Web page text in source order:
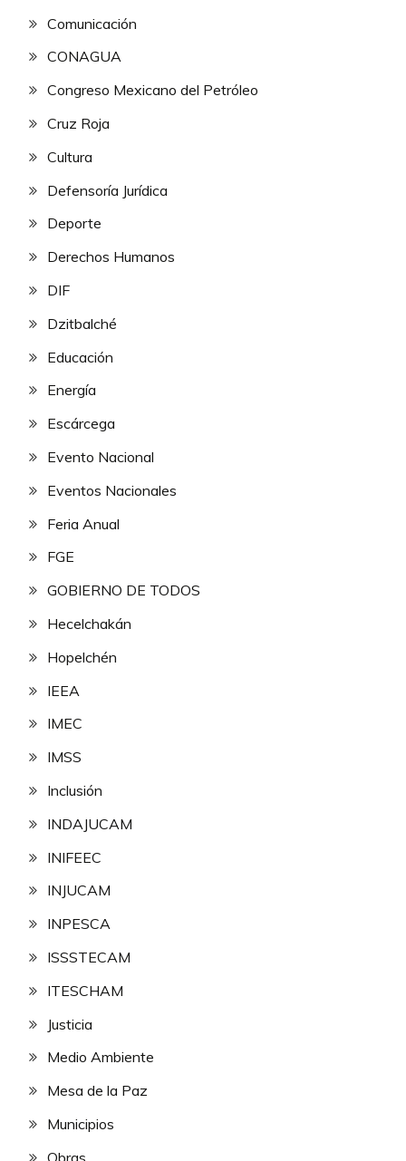
Comunicación
CONAGUA
Congreso Mexicano del Petróleo
Cruz Roja
Cultura
Defensoría Jurídica
Deporte
Derechos Humanos
DIF
Dzitbalché
Educación
Energía
Escárcega
Evento Nacional
Eventos Nacionales
Feria Anual
FGE
GOBIERNO DE TODOS
Hecelchakán
Hopelchén
IEEA
IMEC
IMSS
Inclusión
INDAJUCAM
INIFEEC
INJUCAM
INPESCA
ISSSTECAM
ITESCHAM
Justicia
Medio Ambiente
Mesa de la Paz
Municipios
Obras